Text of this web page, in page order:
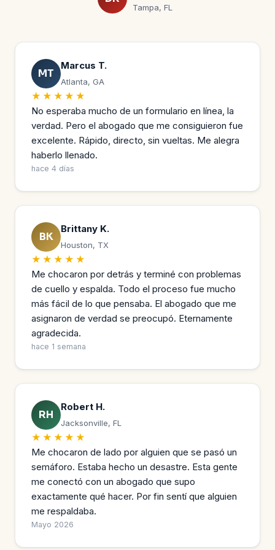
Tampa, FL
MT
Marcus T.
Atlanta, GA
★★★★★
No esperaba mucho de un formulario en línea, la
verdad. Pero el abogado que me consiguieron fue
excelente. Rápido, directo, sin vueltas. Me alegra
haberlo llenado.
hace 4 días
BK
Brittany K.
Houston, TX
★★★★★
Me chocaron por detrás y terminé con problemas
de cuello y espalda. Todo el proceso fue mucho
más fácil de lo que pensaba. El abogado que me
asignaron de verdad se preocupó. Eternamente
agradecida.
hace 1 semana
RH
Robert H.
Jacksonville, FL
★★★★★
Me chocaron de lado por alguien que se pasó un
semáforo. Estaba hecho un desastre. Esta gente
me conectó con un abogado que supo
exactamente qué hacer. Por fin sentí que alguien
me respaldaba.
Mayo 2026